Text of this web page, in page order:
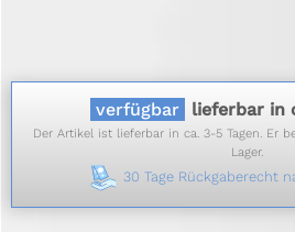
verfügbar lieferbar in
Der Artikel ist lieferbar in ca. 3-5 Tagen. Er
Lager.
30 Tage Rückgaberecht